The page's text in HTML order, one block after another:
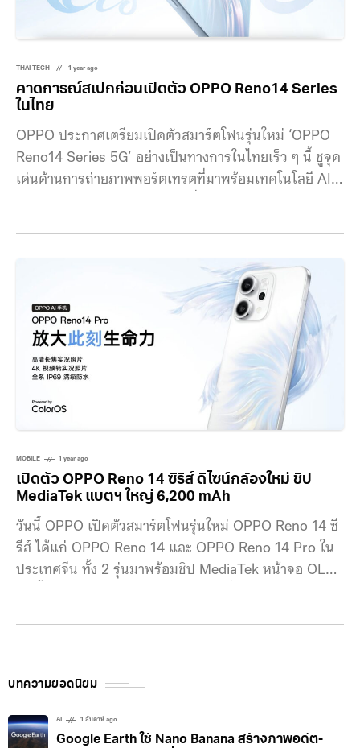
THAI TECH 1 year ago
คาดการณ์สเปกก่อนเปิดตัว OPPO Reno14 Series
ในไทย
OPPO ประกาศเตรียมเปิดตัวสมาร์ตโฟนรุ่นใหม่ ‘OPPO
Reno14 Series 5G’ อย่างเป็นทางการในไทยเร็ว ๆ นี้ ชูจุด
เด่นด้านการถ่ายภาพพอร์ตเทรตที่มาพร้อมเทคโนโลยี AI
MOBILE 1 year ago
เปิดตัว OPPO Reno 14 ซีรีส์ ดีไซน์กล้องใหม่ ชิป
MediaTek แบตฯ ใหญ่ 6,200 mAh
วันนี้ OPPO เปิดตัวสมาร์ตโฟนรุ่นใหม่ OPPO Reno 14 ซี
รีส์ ได้แก่ OPPO Reno 14 และ OPPO Reno 14 Pro ใน
ประเทศจีน ทั้ง 2 รุ่นมาพร้อมชิป MediaTek หน้าจอ OLED
บทความยอดนิยม
AI 1 สัปดาห์ ago
Google Earth ใช้ Nano Banana สร้างภาพอดีต-